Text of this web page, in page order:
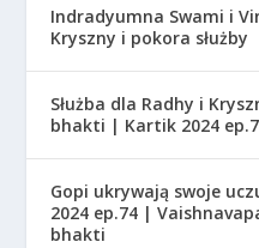
Indradyumna Swami i
Kryszny i pokora służby
Służba dla Radhy i
bhakti | Kartik 2024
Gopi ukrywają swoje
2024 ep.74 |
bhakti